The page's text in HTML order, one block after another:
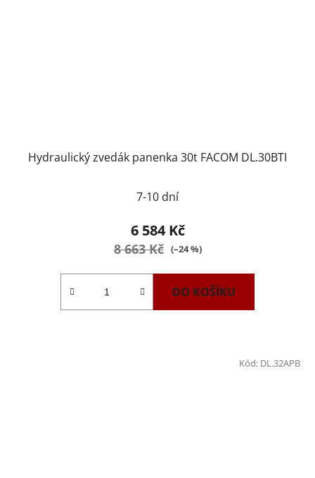
Hydraulický zvedák panenka 30t FACOM DL.30BTI
7-10 dní
6 584 Kč
8 663 Kč (–24 %)
DO KOŠÍKU
Kód: DL.32APB